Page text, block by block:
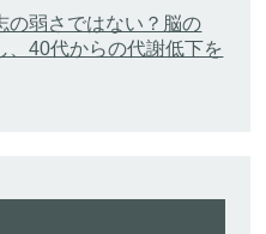
の弱さではない？脳の
、40代からの代謝低下を